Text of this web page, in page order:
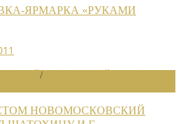
ЯРМАРКА «РУКАМИ
/
НОВОМОСКОВСКИЙ